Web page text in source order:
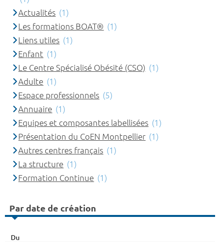
Actualités (1)
Les formations BOAT® (1)
Liens utiles (1)
Enfant (1)
Le Centre Spécialisé Obésité (CSO) (1)
Adulte (1)
Espace professionnels (5)
Annuaire (1)
Equipes et composantes labellisées (1)
Présentation du CoEN Montpellier (1)
Autres centres français (1)
La structure (1)
Formation Continue (1)
Par date de création
Du